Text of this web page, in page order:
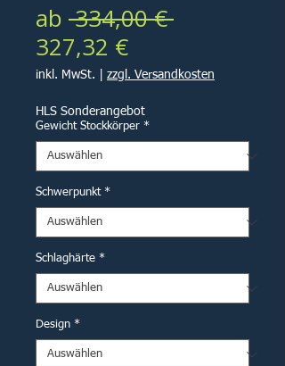
ab 334,00 €
327,32 €Sale-
Preis
inkl. MwSt. zzgl. Versandkosten
HLS Sonderangebot
Gewicht Stockkörper *
Schwerpunkt *
Schlaghärte *
Design *